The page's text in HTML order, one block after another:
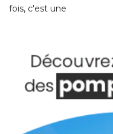
fois, c'est une